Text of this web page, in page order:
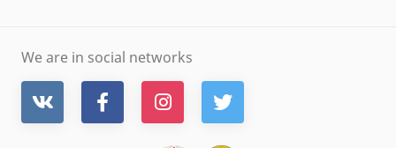
We are in social networks